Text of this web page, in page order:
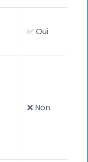
✅ Oui
❌ Non